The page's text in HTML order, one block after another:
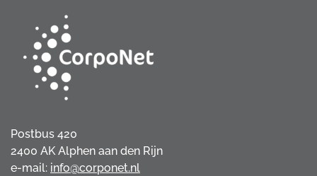
Postbus 420
2400 AK Alphen aan den Rijn
e-mail: info@corponet.nl